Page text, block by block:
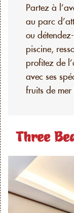
Partez à
au parc
ou
piscine,
profitez de
avec ses
fruits de
Three